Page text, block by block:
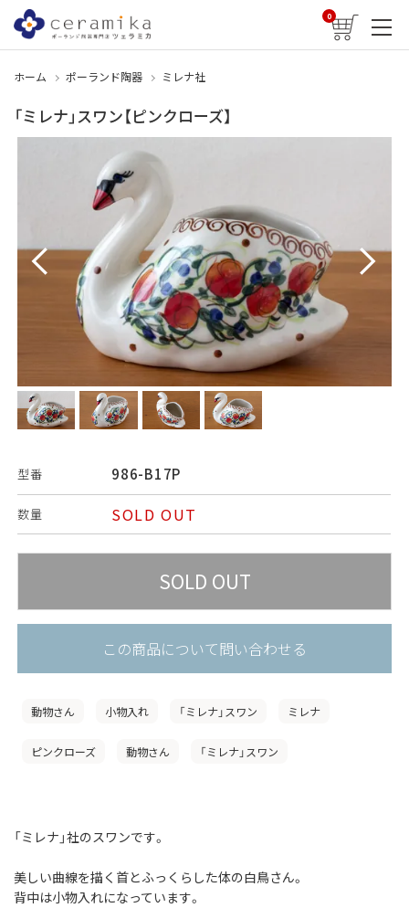
0
ホーム ポーランド陶器 ミレナ社
「ミレナ」スワン【ピンクローズ】
型番 986-B17P
数量 SOLD OUT
この商品について問い合わせる
動物さん 小物入れ 「ミレナ」スワン ミレナ
ピンクローズ 動物さん 「ミレナ」スワン
「ミレナ」社のスワンです。
美しい曲線を描く首とふっくらした体の白鳥さん。
背中は小物入れになっています。